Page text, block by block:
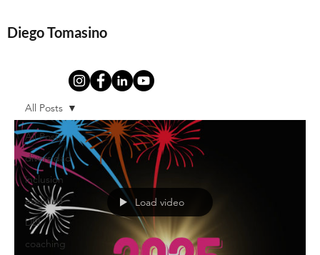
Diego Tomasino
All Posts
diversidad
inclusion
equidad
DEI
coaching
All Posts
Load video